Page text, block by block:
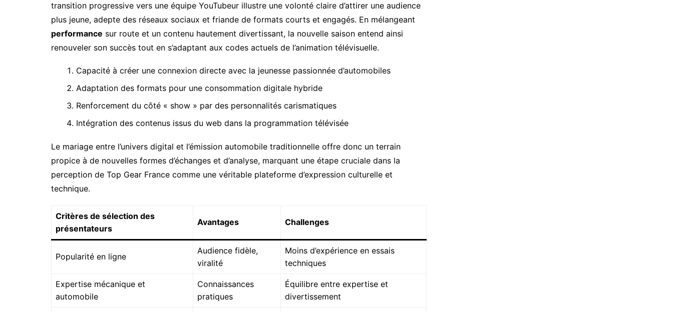
transition progressive vers une équipe YouTubeur illustre une volonté claire d’attirer une audience
plus jeune, adepte des réseaux sociaux et friande de formats courts et engagés. En mélangeant
performance sur route et un contenu hautement divertissant, la nouvelle saison entend ainsi
renouveler son succès tout en s’adaptant aux codes actuels de l’animation télévisuelle.
Capacité à créer une connexion directe avec la jeunesse passionnée d’automobiles
Adaptation des formats pour une consommation digitale hybride
Renforcement du côté « show » par des personnalités carismatiques
Intégration des contenus issus du web dans la programmation télévisée
Le mariage entre l’univers digital et l’émission automobile traditionnelle offre donc un terrain
propice à de nouvelles formes d’échanges et d’analyse, marquant une étape cruciale dans la
perception de Top Gear France comme une véritable plateforme d’expression culturelle et
technique.
Critères de sélection des
présentateurs
Avantages Challenges
Popularité en ligne
Audience fidèle,
viralité
Moins d’expérience en essais
techniques
Expertise mécanique et
automobile
Connaissances
pratiques
Équilibre entre expertise et
divertissement